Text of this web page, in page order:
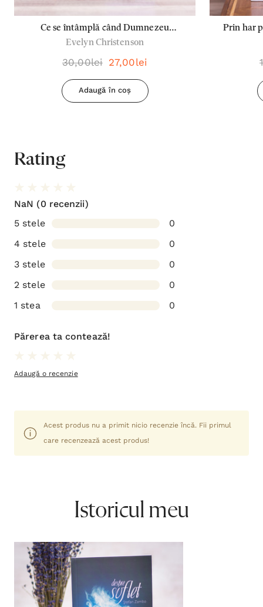
Ce se întâmplă când Dumnezeu
răspunde la rugăciune
Evelyn Christenson
30,00lei 27,00lei
Adaugă în coș
Prin har
Rating
NaN (0 recenzii)
5 stele
0
4 stele
0
3 stele
0
2 stele
0
1 stea
0
Părerea ta contează!
Adaugă o recenzie
Acest produs nu a primit nicio recenzie încă. Fii primul
care recenzează acest produs!
Istoricul meu